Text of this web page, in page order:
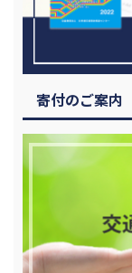
寄付のご案内